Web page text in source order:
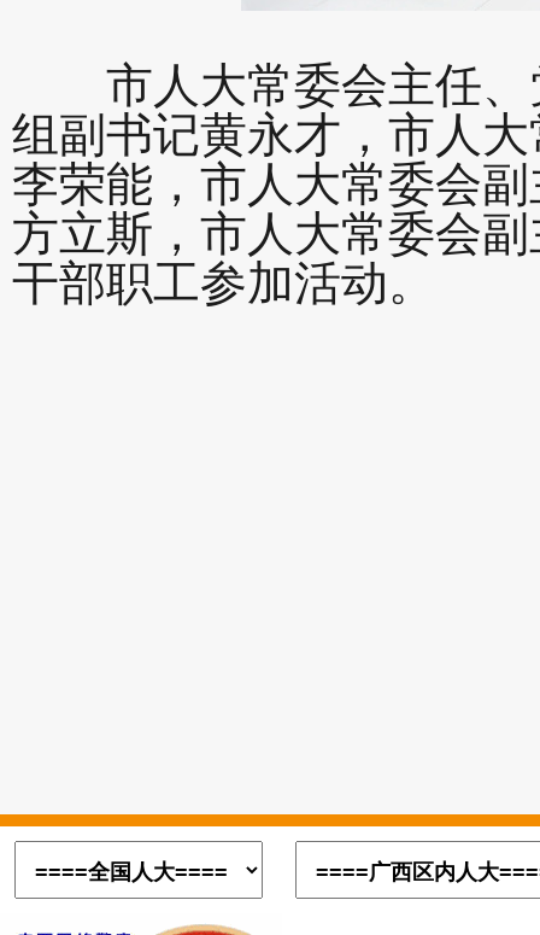
市人大常委会主任、
组副书记黄永才，市人
李荣能，市人大常委会
方立斯，市人大常委会
干部职工参加活动。